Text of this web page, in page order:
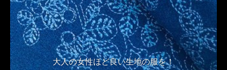
大人の女性ほど良い生地の服を！